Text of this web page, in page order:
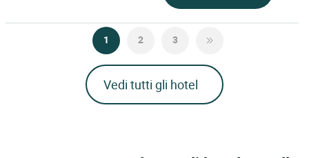
1 2 3
Vedi tutti gli hotel